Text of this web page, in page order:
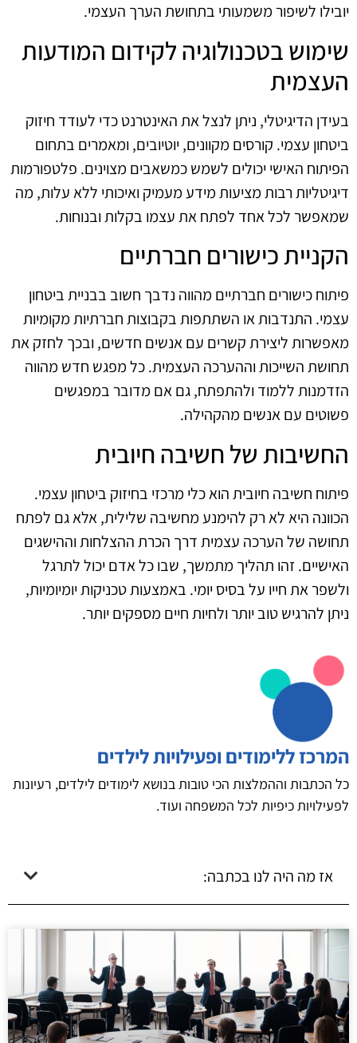
יובילו לשיפור משמעותי בתחושת הערך העצמי.
שימוש בטכנולוגיה לקידום המודעות
העצמית
בעידן הדיגיטלי, ניתן לנצל את האינטרנט כדי לעודד חיזוק
ביטחון עצמי. קורסים מקוונים, יוטיובים, ומאמרים בתחום
הפיתוח האישי יכולים לשמש כמשאבים מצוינים. פלטפורמות
דיגיטליות רבות מציעות מידע מעמיק ואיכותי ללא עלות, מה
שמאפשר לכל אחד לפתח את עצמו בקלות ובנוחות.
הקניית כישורים חברתיים
פיתוח כישורים חברתיים מהווה נדבך חשוב בבניית ביטחון
עצמי. התנדבות או השתתפות בקבוצות חברתיות מקומיות
מאפשרות ליצירת קשרים עם אנשים חדשים, ובכך לחזק את
תחושת השייכות וההערכה העצמית. כל מפגש חדש מהווה
הזדמנות ללמוד ולהתפתח, גם אם מדובר במפגשים
פשוטים עם אנשים מהקהילה.
החשיבות של חשיבה חיובית
פיתוח חשיבה חיובית הוא כלי מרכזי בחיזוק ביטחון עצמי.
הכוונה היא לא רק להימנע מחשיבה שלילית, אלא גם לפתח
תחושה של הערכה עצמית דרך הכרת ההצלחות וההישגים
האישיים. זהו תהליך מתמשך, שבו כל אדם יכול לתרגל
ולשפר את חייו על בסיס יומי. באמצעות טכניקות יומיומיות,
ניתן להרגיש טוב יותר ולחיות חיים מספקים יותר.
המרכז ללימודים ופעילויות לילדים
כל הכתבות וההמלצות הכי טובות בנושא לימודים לילדים, רעיונות
לפעילויות כיפיות לכל המשפחה ועוד.
אז מה היה לנו בכתבה: